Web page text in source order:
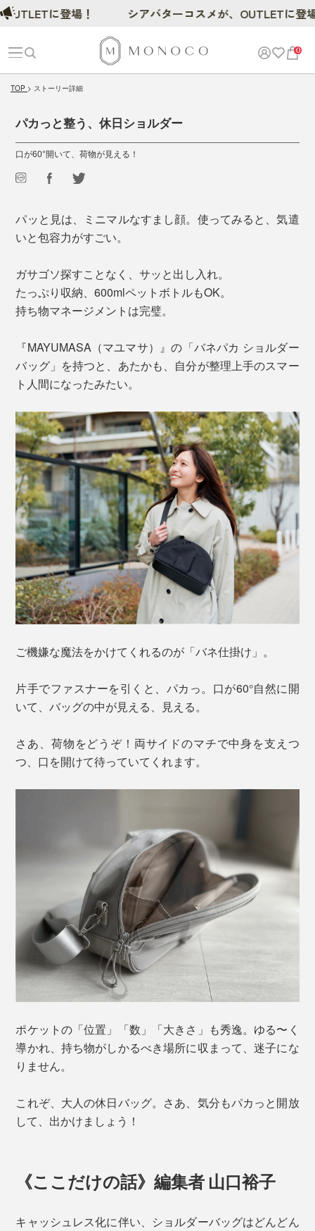
0
TOP ストーリー詳細
パカっと整う、休日ショルダー
口が60°開いて、荷物が見える！
パッと見は、ミニマルなすまし顔。使ってみると、気遣
いと包容力がすごい。
ガサゴソ探すことなく、サッと出し入れ。
たっぷり収納、600mlペットボトルもOK。
持ち物マネージメントは完璧。
『MAYUMASA（マユマサ）』の「バネパカ ショルダー
バッグ」を持つと、あたかも、自分が整理上手のスマー
ト人間になったみたい。
ご機嫌な魔法をかけてくれるのが「バネ仕掛け」。
片手でファスナーを引くと、パカっ。口が60°自然に開
いて、バッグの中が見える、見える。
さあ、荷物をどうぞ！両サイドのマチで中身を支えつ
つ、口を開けて待っていてくれます。
ポケットの「位置」「数」「大きさ」も秀逸。ゆる〜く
導かれ、持ち物がしかるべき場所に収まって、迷子にな
りません。
これぞ、大人の休日バッグ。さあ、気分もパカっと開放
して、出かけましょう！
《ここだけの話》編集者 山口裕子
キャッシュレス化に伴い、ショルダーバッグはどんどん
に登場！ シアバターコスメが、OUTLETに登場！